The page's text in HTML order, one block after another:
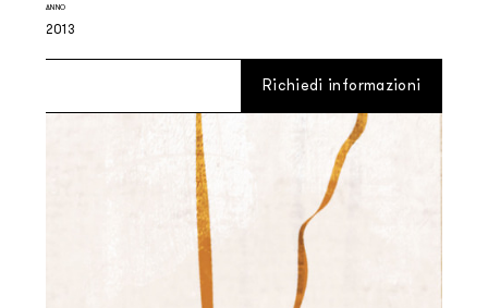
ANNO
2013
Richiedi informazioni